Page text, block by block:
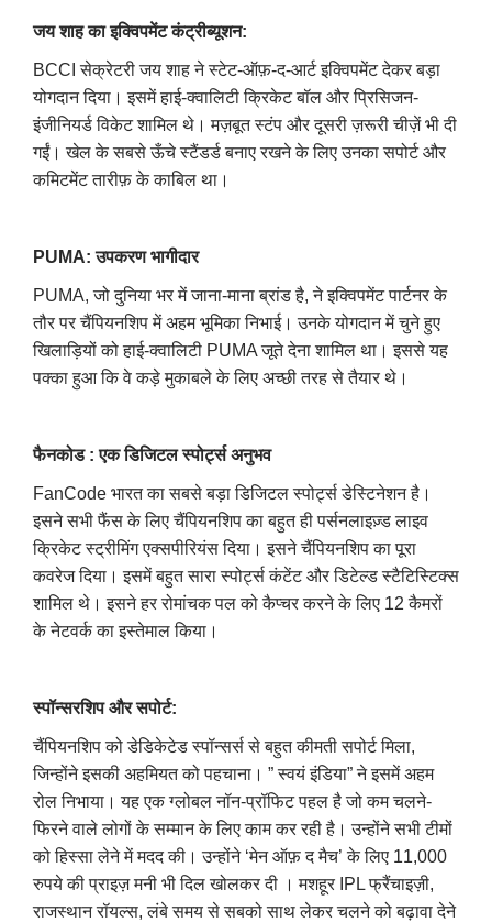
जय शाह का इक्विपमेंट कंट्रीब्यूशन:
BCCI सेक्रेटरी जय शाह ने स्टेट-ऑफ़-द-आर्ट इक्विपमेंट देकर बड़ा
योगदान दिया। इसमें हाई-क्वालिटी क्रिकेट बॉल और प्रिसिजन-
इंजीनियर्ड विकेट शामिल थे। मज़बूत स्टंप और दूसरी ज़रूरी चीज़ें भी दी
गईं। खेल के सबसे ऊँचे स्टैंडर्ड बनाए रखने के लिए उनका सपोर्ट और
कमिटमेंट तारीफ़ के काबिल था।
PUMA: उपकरण भागीदार
PUMA, जो दुनिया भर में जाना-माना ब्रांड है, ने इक्विपमेंट पार्टनर के
तौर पर चैंपियनशिप में अहम भूमिका निभाई। उनके योगदान में चुने हुए
खिलाड़ियों को हाई-क्वालिटी PUMA जूते देना शामिल था। इससे यह
पक्का हुआ कि वे कड़े मुकाबले के लिए अच्छी तरह से तैयार थे।
फैनकोड : एक डिजिटल स्पोर्ट्स अनुभव
FanCode भारत का सबसे बड़ा डिजिटल स्पोर्ट्स डेस्टिनेशन है।
इसने सभी फैंस के लिए चैंपियनशिप का बहुत ही पर्सनलाइज़्ड लाइव
क्रिकेट स्ट्रीमिंग एक्सपीरियंस दिया। इसने चैंपियनशिप का पूरा
कवरेज दिया। इसमें बहुत सारा स्पोर्ट्स कंटेंट और डिटेल्ड स्टैटिस्टिक्स
शामिल थे। इसने हर रोमांचक पल को कैप्चर करने के लिए 12 कैमरों
के नेटवर्क का इस्तेमाल किया।
स्पॉन्सरशिप और सपोर्ट:
चैंपियनशिप को डेडिकेटेड स्पॉन्सर्स से बहुत कीमती सपोर्ट मिला,
जिन्होंने इसकी अहमियत को पहचाना। ” स्वयं इंडिया” ने इसमें अहम
रोल निभाया। यह एक ग्लोबल नॉन-प्रॉफिट पहल है जो कम चलने-
फिरने वाले लोगों के सम्मान के लिए काम कर रही है। उन्होंने सभी टीमों
को हिस्सा लेने में मदद की। उन्होंने ‘मेन ऑफ़ द मैच’ के लिए 11,000
रुपये की प्राइज़ मनी भी दिल खोलकर दी । मशहूर IPL फ्रैंचाइज़ी,
राजस्थान रॉयल्स, लंबे समय से सबको साथ लेकर चलने को बढ़ावा देने